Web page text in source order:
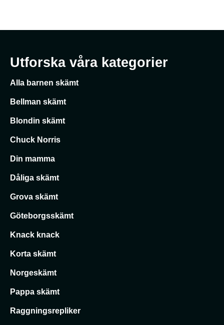
Utforska våra kategorier
Alla barnen skämt
Bellman skämt
Blondin skämt
Chuck Norris
Din mamma
Dåliga skämt
Grova skämt
Göteborgsskämt
Knack knack
Korta skämt
Norgeskämt
Pappa skämt
Raggningsrepliker